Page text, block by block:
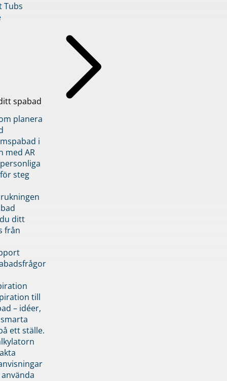
Tubs
spabad
planera
i
med AR
steg
ditt
från
till
– idéer,
ett ställe.